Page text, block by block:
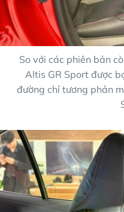
So với các phiên bản
Altis GR Sport được
đường chỉ tương phản